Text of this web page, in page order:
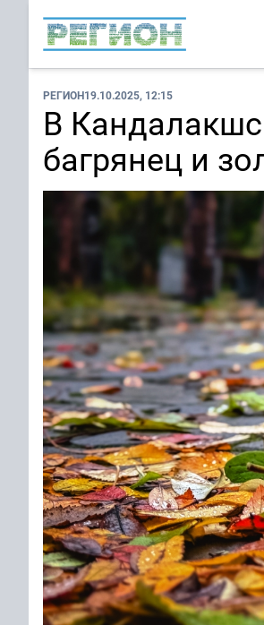
РЕГИОН19.10.2025, 12:15
В
багрянец и